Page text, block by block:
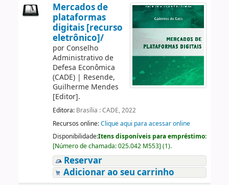
Mercados de
plataformas
digitais [recurso
eletrônico]/
por Conselho
Administrativo de
Defesa Econômica
(CADE)| Resende,
Guilherme Mendes
[Editor].
Editora: Brasília : CADE, 2022
Recursos online:Clique aqui para acessar online
Disponibilidade:Itens disponíveis para empréstimo:
[Número de chamada:025.042 M553] (1).
Reservar
Adicionar ao seu carrinho